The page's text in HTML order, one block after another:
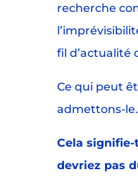
recherche
fil d’actualité
Ce qui peut
admettons-le.
Cela
devriez pas